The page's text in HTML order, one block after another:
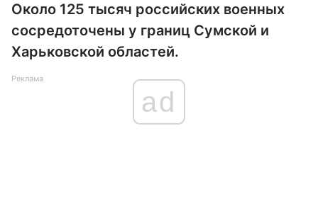
Около 125 тысяч российских военных
сосредоточены у границ Сумской и
Харьковской областей.
Реклама
ad